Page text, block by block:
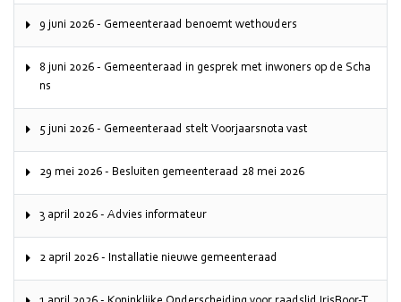
9 juni 2026 - Gemeenteraad benoemt wethouders
8 juni 2026 - Gemeenteraad in gesprek met inwoners op de Scha
ns
5 juni 2026 - Gemeenteraad stelt Voorjaarsnota vast
29 mei 2026 - Besluiten gemeenteraad 28 mei 2026
3 april 2026 - Advies informateur
2 april 2026 - Installatie nieuwe gemeenteraad